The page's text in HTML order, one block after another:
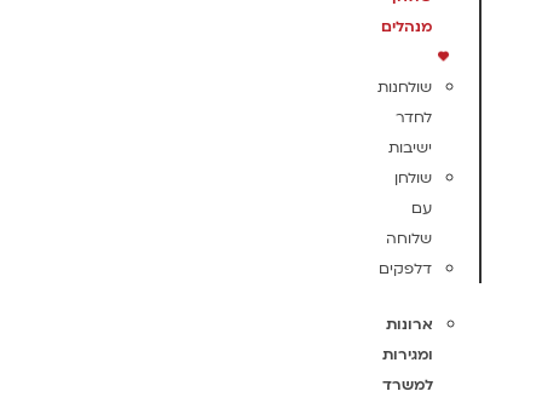
מנהלים
שולחנות
לחדר
ישיבות
שולחן
עם
שלוחה
דלפקים
ארונות
ומגירות
למשרד